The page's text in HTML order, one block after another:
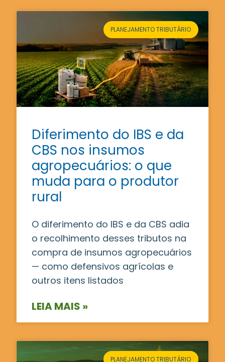
PLANEJAMENTO TRIBUTÁRIO
Diferimento do IBS e da
CBS nos insumos
agropecuários: o que
muda para o produtor
rural
O diferimento do IBS e da CBS adia
o recolhimento desses tributos na
compra de insumos agropecuários
— como defensivos agrícolas e
outros itens listados
LEIA MAIS »
PLANEJAMENTO TRIBUTÁRIO